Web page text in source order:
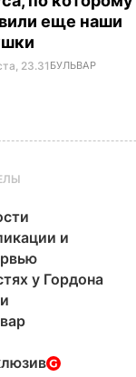
еще наши
23.31 БУЛЬВАР
и
у Гордона